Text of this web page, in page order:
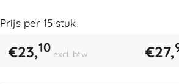
Prijs per 15 stuk
€23,10 excl. btw €27,